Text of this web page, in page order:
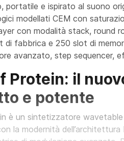
portatile e ispirato al suono
modellati CEM con
con modalità stack, round
di fabbrica e 250 slot di
avanzato, step sequencer,
Protein: il
e potente
è un sintetizzatore
la modernità